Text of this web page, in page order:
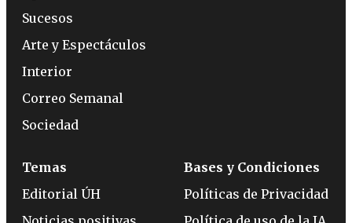
Sucesos
Arte y Espectáculos
Interior
Correo Semanal
Sociedad
Temas
Editorial ÚH
Bases y Condiciones
Políticas de Privacidad